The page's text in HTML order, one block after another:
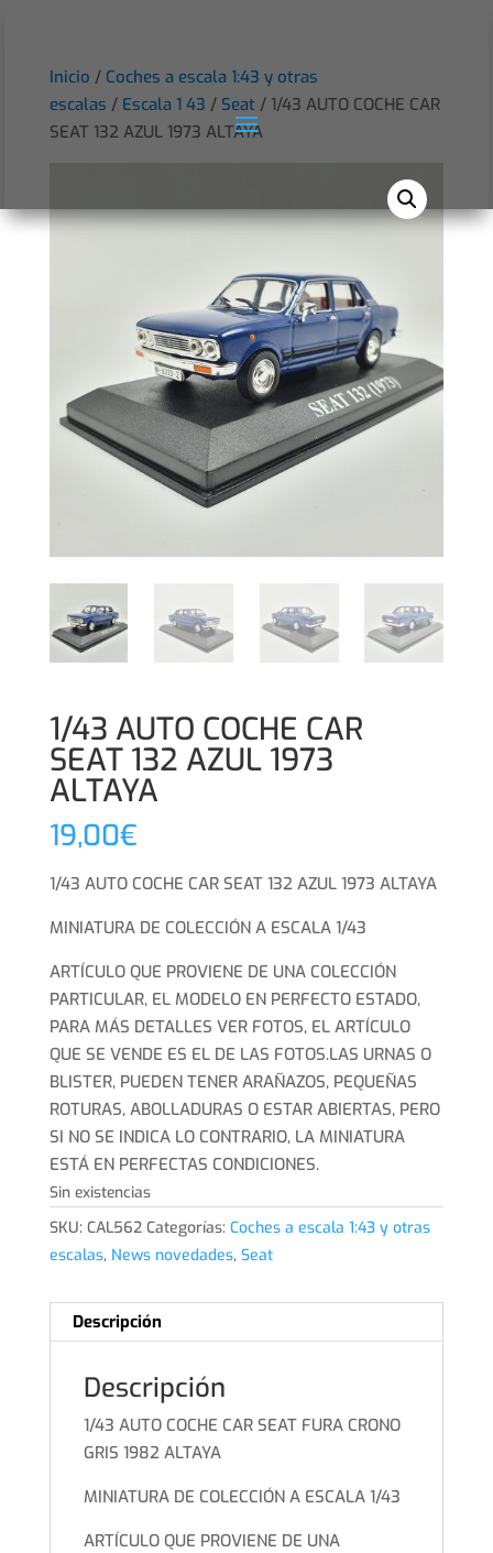
Inicio / Coches a escala 1:43 y otras
escalas / Escala 1 43 / Seat / 1/43 AUTO COCHE CAR
SEAT 132 AZUL 1973 ALTAYA
1/43 AUTO COCHE CAR
SEAT 132 AZUL 1973
ALTAYA
19,00€
1/43 AUTO COCHE CAR SEAT 132 AZUL 1973 ALTAYA
MINIATURA DE COLECCIÓN A ESCALA 1/43
ARTÍCULO QUE PROVIENE DE UNA COLECCIÓN
PARTICULAR, EL MODELO EN PERFECTO ESTADO,
PARA MÁS DETALLES VER FOTOS, EL ARTÍCULO
QUE SE VENDE ES EL DE LAS FOTOS.LAS URNAS O
BLISTER, PUEDEN TENER ARAÑAZOS, PEQUEÑAS
ROTURAS, ABOLLADURAS O ESTAR ABIERTAS, PERO
SI NO SE INDICA LO CONTRARIO, LA MINIATURA
ESTÁ EN PERFECTAS CONDICIONES.
Sin existencias
SKU: CAL562 Categorías: Coches a escala 1:43 y otras
escalas, News novedades, Seat
Descripción
Descripción
1/43 AUTO COCHE CAR SEAT FURA CRONO
GRIS 1982 ALTAYA
MINIATURA DE COLECCIÓN A ESCALA 1/43
ARTÍCULO QUE PROVIENE DE UNA